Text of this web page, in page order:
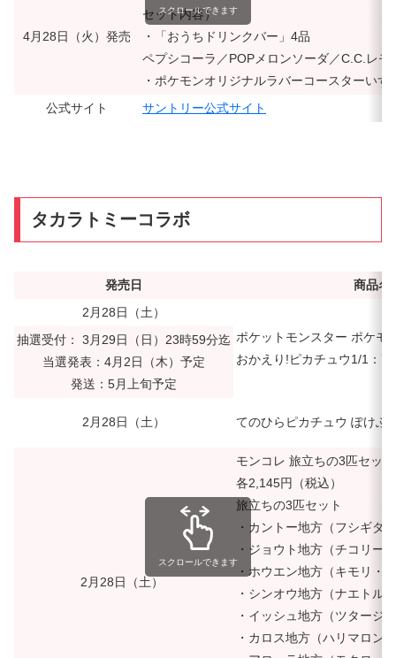
4月28日（火）発売
セット内容）
・「おうちドリンクバー」4品
ペプシコーラ／POPメロンソーダ／C.C.レモ
・ポケモンオリジナルラバーコースターいず
公式サイト
サントリー公式サイト
スクロールできます
タカラトミーコラボ
発売日
商品名
2月28日（土）
ポケットモンスター ポケモ
おかえり!ピカチュウ1/1：
抽選受付： 3月29日（日）23時59分迄
当選発表：4月2日（木）予定
発送：5月上旬予定
2月28日（土） てのひらピカチュウ ぽけふ
2月28日（土）
モンコレ 旅立ちの3匹セッ
各2,145円（税込）
旅立ちの3匹セット
・カントー地方（フシギダ
・ジョウト地方（チコリー
・ホウエン地方（キモリ・
・シンオウ地方（ナエトル
・イッシュ地方（ツタージ
・カロス地方（ハリマロン
スクロールできます